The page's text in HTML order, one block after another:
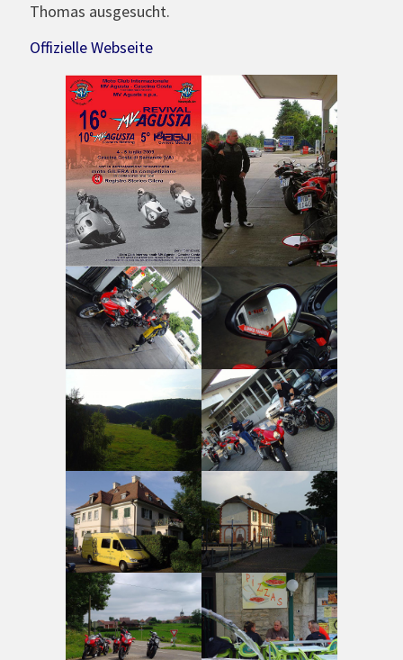
Thomas ausgesucht.
Offizielle Webseite